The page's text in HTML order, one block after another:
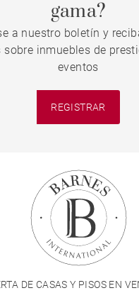
gama?
a nuestro boletín y
sobre inmuebles de
eventos
REGISTRAR
DE CASAS Y PISOS EN